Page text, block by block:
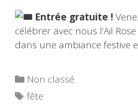
Entrée gratuite !
célébrer avec nous l’Ail
dans une ambiance festive
Catégories
Non classé
Étiquettes
fête